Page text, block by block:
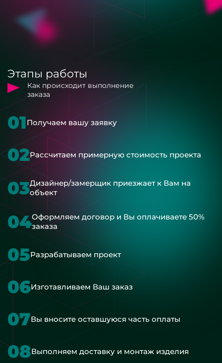
Этапы работы
Как происходит выполнение
заказа
01Получаем вашу заявку
02Рассчитаем примерную стоимость проекта
03Дизайнер/замерщик приезжает к Вам на
объект
04Оформляем договор и Вы оплачиваете 50%
заказа
05Разрабатываем проект
06Изготавливаем Ваш заказ
07Вы вносите оставшуюся часть оплаты
08Выполняем доставку и монтаж изделия